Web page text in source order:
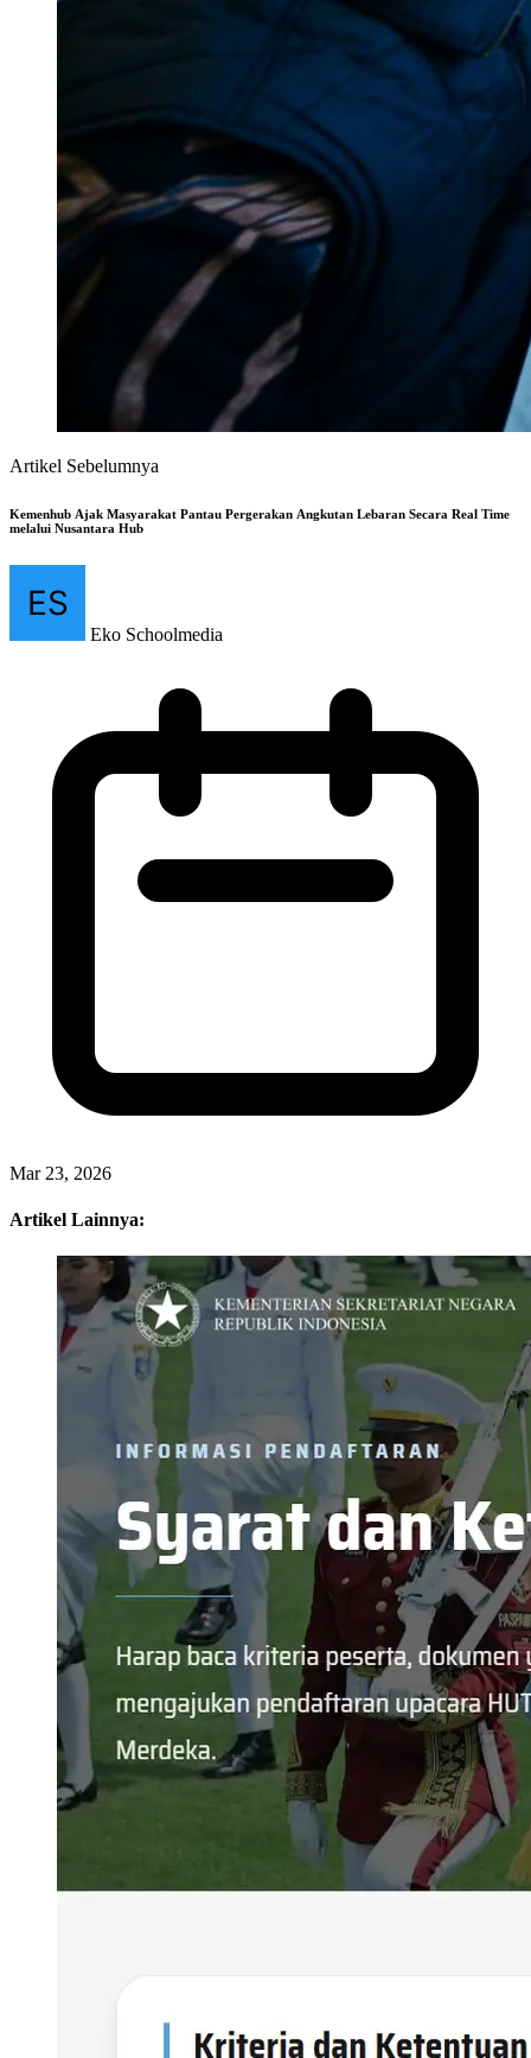
Artikel Sebelumnya
Kemenhub Ajak Masyarakat Pantau Pergerakan Angkutan Lebaran Secara Real Time
melalui Nusantara Hub
Eko Schoolmedia
Mar 23, 2026
Artikel Lainnya: